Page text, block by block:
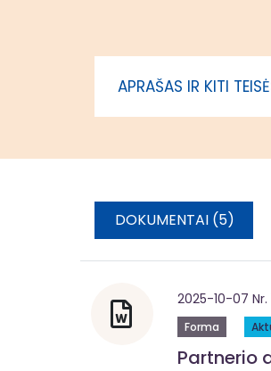
APRAŠAS IR KITI
DOKUMENTAI (5)
2025-10-07
Forma
Partnerio